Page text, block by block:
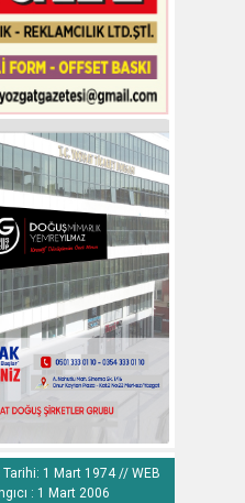
Tarihi: 1 Mart 1974 // WEB
: 1 Mart 2006